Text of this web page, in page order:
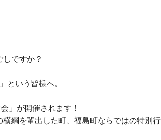
ですか？
という皆様へ。
」が開催されます！
横綱を輩出した町、福島町ならではの特別行